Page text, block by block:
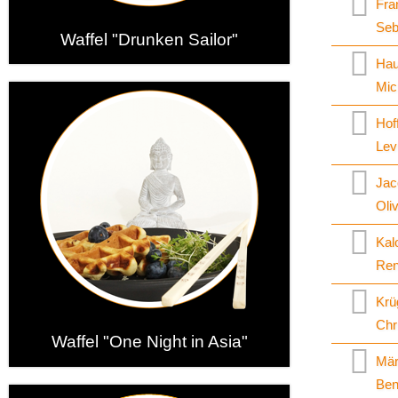
Waffel "Drunken Sailor"
Waffel "One Night in Asia"